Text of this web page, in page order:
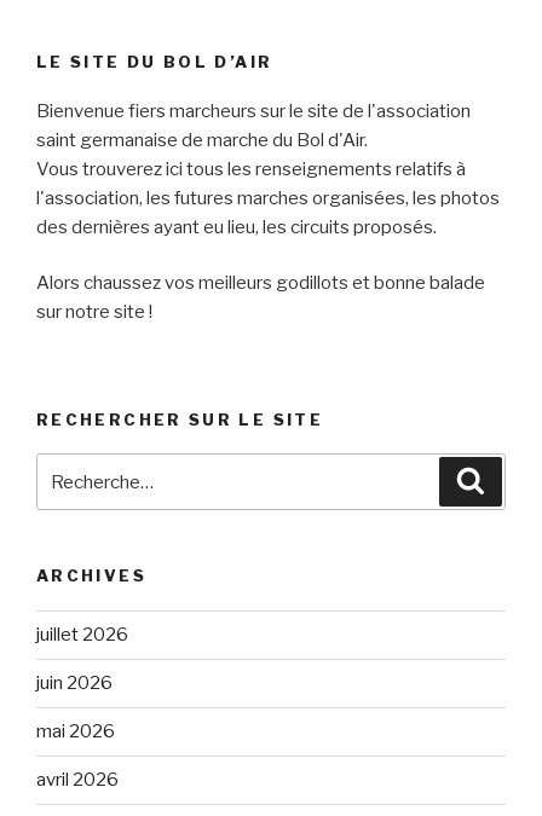
LE SITE DU BOL D’AIR
Bienvenue fiers marcheurs sur le site de l'association
saint germanaise de marche du Bol d'Air.
Vous trouverez ici tous les renseignements relatifs à
l'association, les futures marches organisées, les photos
des dernières ayant eu lieu, les circuits proposés.
Alors chaussez vos meilleurs godillots et bonne balade
sur notre site !
RECHERCHER SUR LE SITE
pour
ARCHIVES
juillet 2026
juin 2026
mai 2026
avril 2026